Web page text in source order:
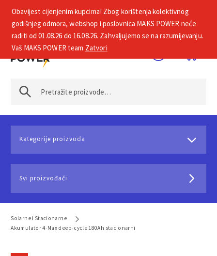
+385 1 2002 575
Kategorije proizvoda
Svi proizvođači
Solarne i Stacionarne
Akumulator 4-Max deep-cycle 180Ah stacionarni
Obavijest cijenjenim kupcima! Zbog korištenja kolektivnog
godišnjeg odmora, webshop i poslovnica MAKS POWER neće
raditi od 01.08.26 do 16.08.26. Zahvaljujemo se na razumijevanju.
Vaš MAKS POWER team Zatvori